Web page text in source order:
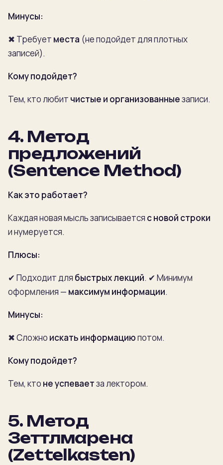
Минусы:
✖ Требует места (не подойдет для плотных
записей).
Кому подойдет?
Тем, кто любит чистые и организованныезаписи.
4. Метод
предложений
(Sentence Method)
Как это работает?
Каждая новая мысль записывается с новой строки
и нумеруется.
Плюсы:
✔ Подходит для быстрых лекций. ✔ Минимум
оформления — максимум информации.
Минусы:
✖ Сложно искать информациюпотом.
Кому подойдет?
Тем, кто не успеваетза лектором.
5. Метод
Зеттлмарена
(Zettelkasten)